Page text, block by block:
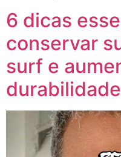
6 dicas
conservar
surf e
durabilidade